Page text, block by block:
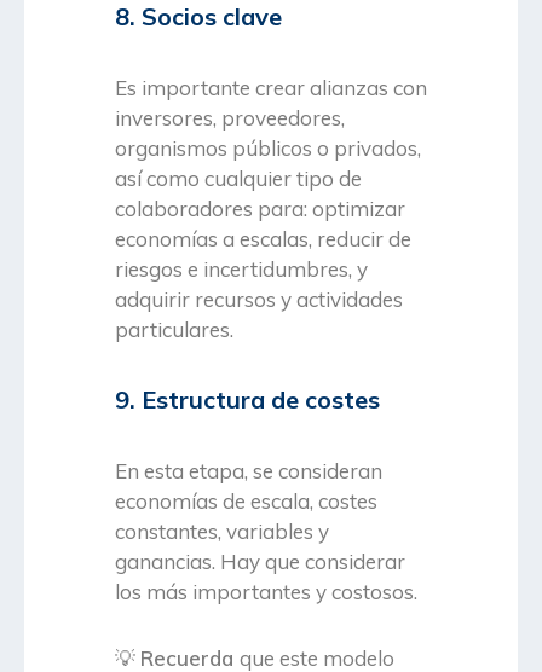
8. Socios clave
Es importante crear alianzas con
inversores, proveedores,
organismos públicos o privados,
así como cualquier tipo de
colaboradores para: optimizar
economías a escalas, reducir de
riesgos e incertidumbres, y
adquirir recursos y actividades
particulares.
9. Estructura de costes
En esta etapa, se consideran
economías de escala, costes
constantes, variables y
ganancias. Hay que considerar
los más importantes y costosos.
💡 Recuerda que este modelo